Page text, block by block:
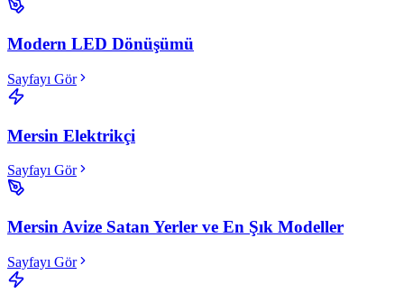
Modern LED Dönüşümü
Sayfayı Gör
Mersin Elektrikçi
Sayfayı Gör
Mersin Avize Satan Yerler ve En Şık Modeller
Sayfayı Gör